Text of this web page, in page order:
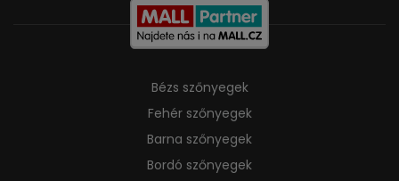
Bézs szőnyegek
Fehér szőnyegek
Barna szőnyegek
Bordó szőnyegek